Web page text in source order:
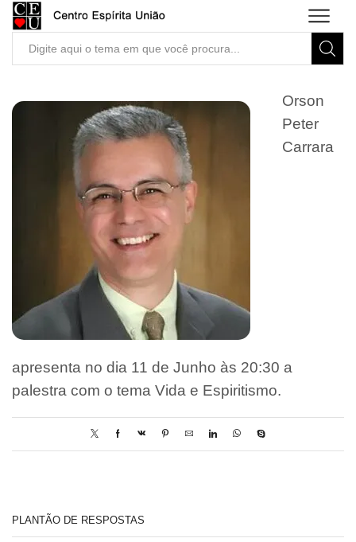
Search
Orson
Peter
Carrara
apresenta no dia 11 de Junho às 20:30 a
palestra com o tema Vida e Espiritismo.
PLANTÃO DE RESPOSTAS